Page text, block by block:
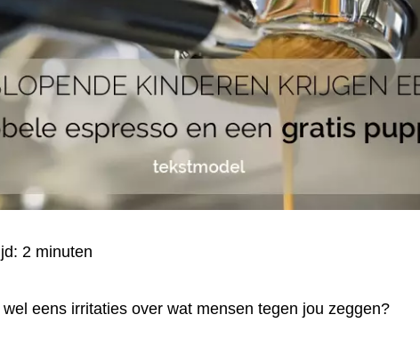
2 minuten
eens irritaties over wat mensen tegen jou zeggen?